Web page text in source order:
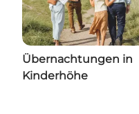
Übernachtungen in
Kinderhöhe